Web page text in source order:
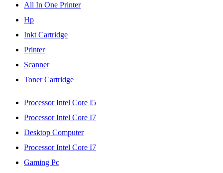
All In One Printer
Hp
Inkt Cartridge
Printer
Scanner
Toner Cartridge
Processor Intel Core I5
Processor Intel Core I7
Desktop Computer
Processor Intel Core I7
Gaming Pc